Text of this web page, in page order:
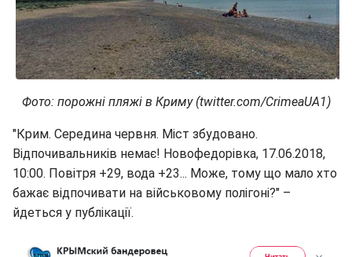
Фото: порожні пляжі в Криму (twitter.com/CrimeaUA1)
"Крим. Середина червня. Міст збудовано.
Відпочивальників немає! Новофедорівка, 17.06.2018,
10:00. Повітря +29, вода +23... Може, тому що мало хто
бажає відпочивати на військовому полігоні?" –
йдеться у публікації.